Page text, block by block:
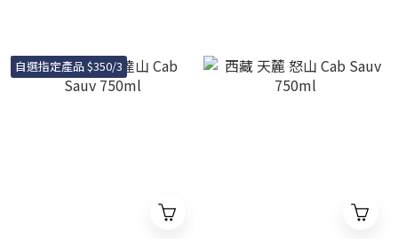
自選指定產品 $350/3